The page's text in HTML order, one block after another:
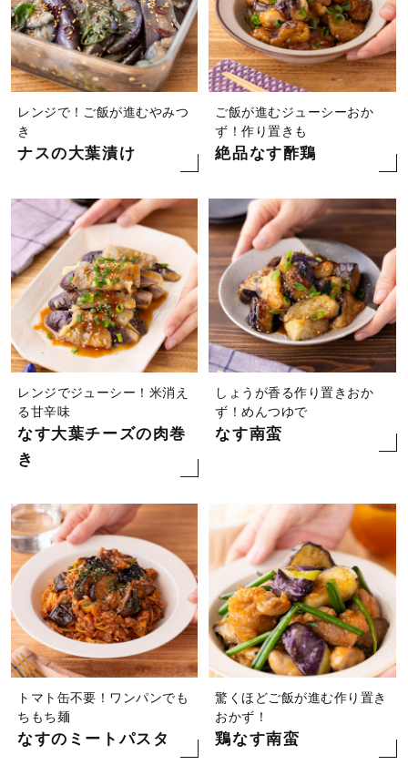
レンジで！ご飯が進むやみつ
き
ナスの大葉漬け
ご飯が進むジューシーおか
ず！作り置きも
絶品なす酢鶏
レンジでジューシー！米消え
る甘辛味
なす大葉チーズの肉巻
き
しょうが香る作り置きおか
ず！めんつゆで
なす南蛮
トマト缶不要！ワンパンでも
ちもち麺
なすのミートパスタ
驚くほどご飯が進む作り置き
おかず！
鶏なす南蛮